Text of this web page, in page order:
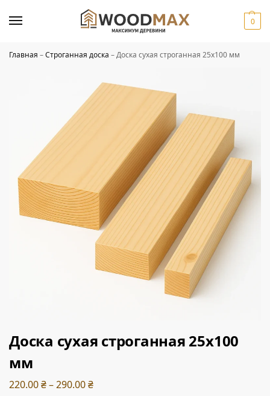
0
Главная –Строганная доска –Доска сухая строганная 25х100 мм
Доска сухая строганная 25х100
мм
220.00₴–290.00₴